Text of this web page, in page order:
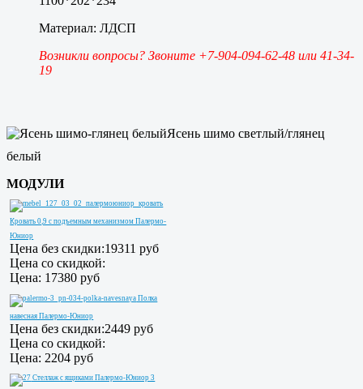
Материал: ЛДСП
Возникли вопросы? Звоните +7-904-094-62-48 или 41-34-
19
Ясень шимо светлый/глянец
белый
МОДУЛИ
Кровать 0,9 с подъемным механизмом Палермо-
Юниор
Цена без скидки:19311 руб
Цена со скидкой:
Цена: 17380 руб
Полка
навесная Палермо-Юниор
Цена без скидки:2449 руб
Цена со скидкой:
Цена: 2204 руб
Стеллаж с ящиками Палермо-Юниор 3